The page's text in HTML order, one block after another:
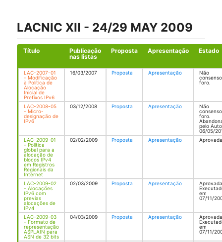
LACNIC XII - 24/29 MAY 2009
Título
Publicação
nas listas
Proposta Apresentação Estado
LAC-2007-01
- Modificação
à Política de
Alocação
Inicial de
Prefixos IPv6
16/03/2007 Proposta Apresentação
Não
foro.
LAC-2008-05
- Micro-
designação de
IPv6
03/12/2008 Proposta Apresentação
Não
foro.
pelo
06/05/
LAC-2009-01
- Política
global para a
alocação de
blocos IPv4
em Registros
Regionais da
Internet
02/02/2009 Proposta Apresentação
LAC-2009-02
- Alocações
IPv6 com
previas
alocações de
IPv4
02/03/2009 Proposta Apresentação
em
07/11/
LAC-2009-03
- Formato de
representação
ASPLAIN para
ASN de 32 bits
04/03/2009 Proposta Apresentação
em
07/11/